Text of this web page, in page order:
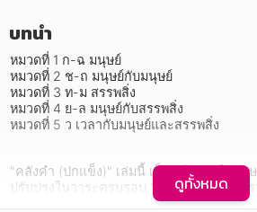
หมวดหมู่หนังสือ
อาหาร สุขภาพ การแพทย์
ศิลปะ บันเทิง กีฬา ท่องเที่ยว
สังคม วัฒนธรรม การปกครอง ศาสนา
บทนำ
หมวดที่ 1 ก-ฉ มนุษย์
หมวดที่ 2 ช-ถ มนุษย์กับมนุษย์
หมวดที่ 3 ท-ม สรรพสิ่ง
หมวดที่ 4 ย-ล มนุษย์กับสรรพสิ่ง
หมวดที่ 5 ว เวลากับมนุษย์และสรรพสิ่ง
"คลังคำ (ปกแข็ง)" เล่มนี้ เป็นคู่มือการใช้ภา
ปรับปรุงในวาระครบรอบ 15 ปีคลังคำ ซึ่งได้
ภาษาไทยตามหมวดหมู่ความหมาย มีเนื้อหาบ
ดูทั้งหมด